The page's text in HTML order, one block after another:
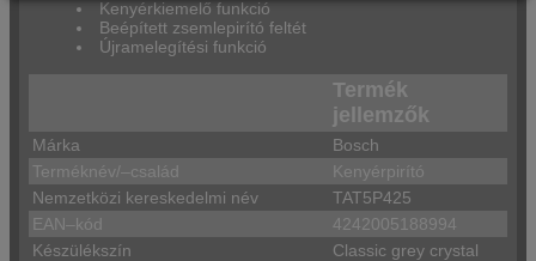
Kenyérkiemelő funkció
Beépített zsemlepirító feltét
Újramelegítési funkció
Termék
jellemzők
Márka
Bosch
Terméknév/–család
Kenyérpirító
Nemzetközi kereskedelmi név
TAT5P425
EAN–kód
4242005188994
Készülékszín
Classic grey crystal